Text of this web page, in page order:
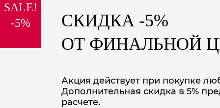
sale
надо брать
sale
SALE!
-5%
СКИДКА -5%
ОТ ФИНАЛЬНОЙ
Акция действует при покупке
Дополнительная скидка в 5%
расчете.